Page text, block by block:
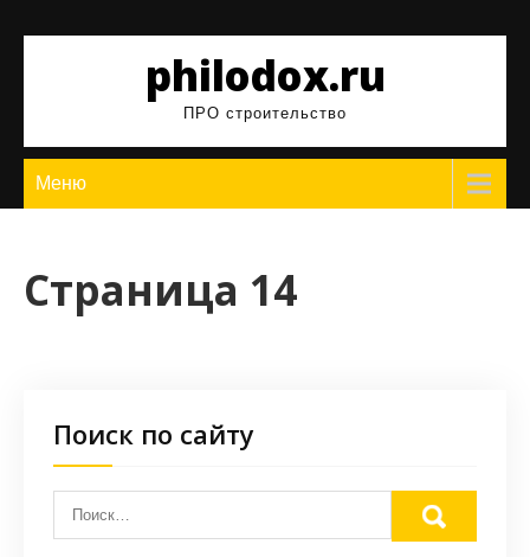
philodox.ru
ПРО строительство
Меню
Страница 14
Поиск по сайту